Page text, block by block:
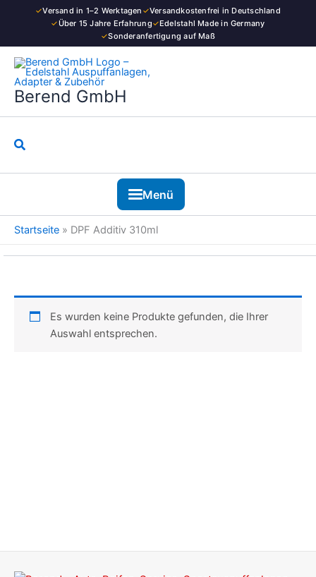
✓Versand in 1–2 Werktagen ✓Versandkostenfrei in Deutschland
✓Über 15 Jahre Erfahrung✓Edelstahl Made in Germany
✓Sonderanfertigung auf Maß
Berend GmbH
Suchen
Menü
Startseite » DPF Additiv 310ml
Es wurden keine Produkte gefunden, die Ihrer
Auswahl entsprechen.